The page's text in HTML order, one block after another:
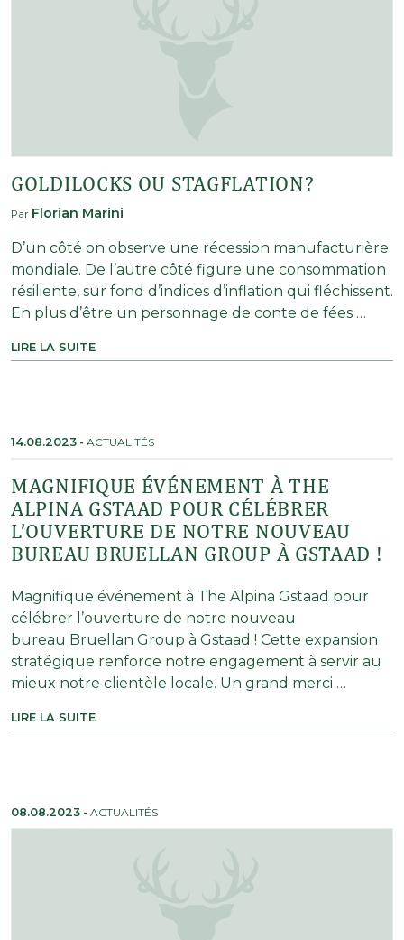
GOLDILOCKS OU STAGFLATION?
Par Florian Marini
D’un côté on observe une récession manufacturière
mondiale. De l’autre côté figure une consommation
résiliente, sur fond d’indices d’inflation qui fléchissent.
En plus d’être un personnage de conte de fées …
LIRE LA SUITE
14.08.2023 - ACTUALITÉS
MAGNIFIQUE ÉVÉNEMENT À THE
ALPINA GSTAAD POUR CÉLÉBRER
L’OUVERTURE DE NOTRE NOUVEAU
BUREAU BRUELLAN GROUP À GSTAAD !
Magnifique événement à The Alpina Gstaad pour
célébrer l’ouverture de notre nouveau
bureau Bruellan Group à Gstaad ! Cette expansion
stratégique renforce notre engagement à servir au
mieux notre clientèle locale. Un grand merci …
LIRE LA SUITE
08.08.2023 - ACTUALITÉS